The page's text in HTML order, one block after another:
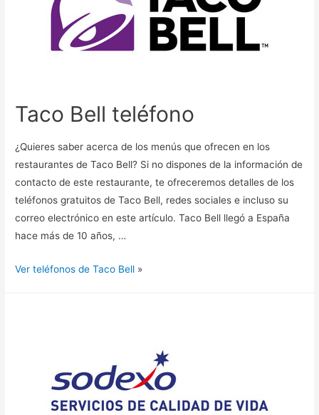
Taco Bell teléfono
¿Quieres saber acerca de los menús que ofrecen en los
restaurantes de Taco Bell? Si no dispones de la información de
contacto de este restaurante, te ofreceremos detalles de los
teléfonos gratuitos de Taco Bell, redes sociales e incluso su
correo electrónico en este artículo. Taco Bell llegó a España
hace más de 10 años, …
Ver teléfonos de Taco Bell »